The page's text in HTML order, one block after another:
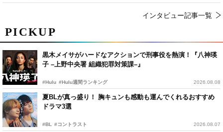
PICKUP
黒木メイサがハードなアクションで刑事役を熱演！『八神瑛
子 –上野中央署 組織犯罪対策課–』
#Hulu #Hulu週間ランキング 2026.08.08
夏BLが真っ盛り！ 胸キュンも感動も運んでくれるおすすめ
ドラマ3選
#BL #コントラスト 2026.08.07
インタビュー記事一覧